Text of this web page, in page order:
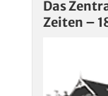
Das
Zeiten –